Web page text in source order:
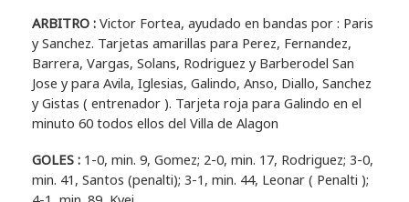
ARBITRO : Victor Fortea, ayudado en bandas por : Paris
y Sanchez. Tarjetas amarillas para Perez, Fernandez,
Barrera, Vargas, Solans, Rodriguez y Barberodel San
Jose y para Avila, Iglesias, Galindo, Anso, Diallo, Sanchez
y Gistas ( entrenador ). Tarjeta roja para Galindo en el
minuto 60 todos ellos del Villa de Alagon
GOLES : 1-0, min. 9, Gomez; 2-0, min. 17, Rodriguez; 3-0,
min. 41, Santos (penalti); 3-1, min. 44, Leonar ( Penalti );